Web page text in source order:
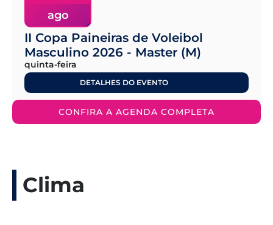
ago
II Copa Paineiras de Voleibol
Masculino 2026 - Master (M)
quinta-feira
DETALHES DO EVENTO
CONFIRA A AGENDA COMPLETA
Clima